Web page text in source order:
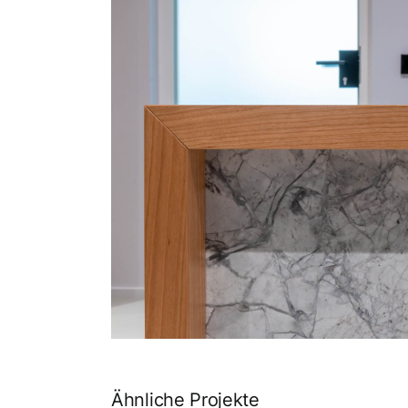
Ähnliche Projekte